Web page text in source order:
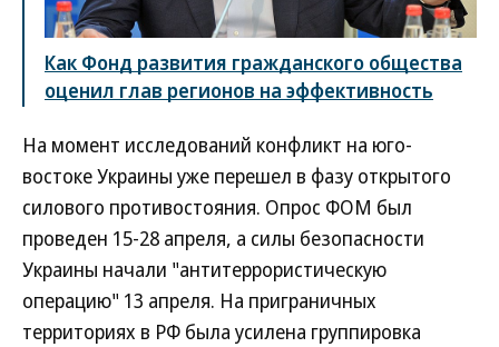
Как Фонд развития гражданского общества
оценил глав регионов на эффективность
На момент исследований конфликт на юго-
востоке Украины уже перешел в фазу открытого
силового противостояния. Опрос ФОМ был
проведен 15-28 апреля, а силы безопасности
Украины начали "антитеррористическую
операцию" 13 апреля. На приграничных
территориях в РФ была усилена группировка